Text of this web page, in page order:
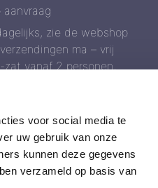
voor social media te
uw gebruik van onze
kunnen deze gegevens
verzameld op basis van
aanvraag
zie de webshop
ma – vrij
zat vanaf 2 personen,